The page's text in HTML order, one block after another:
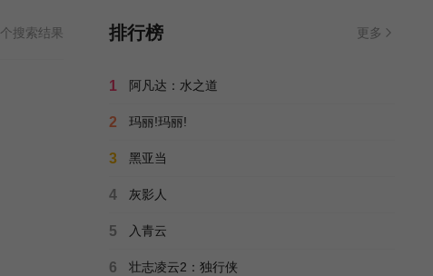
个搜索结果 排行榜 更多
1 阿凡达：水之道
2 玛丽!玛丽!
3 黑亚当
4 灰影人
5 入青云
6 壮志凌云2：独行侠